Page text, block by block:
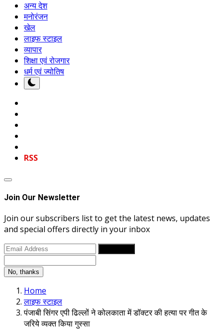
अन्य देश
मनोरंजन
खेल
लाइफ स्टाइल
व्यापार
शिक्षा एवं रोजगार
धर्म एवं ज्योतिष
RSS
Join Our Newsletter
Join our subscribers list to get the latest news, updates
and special offers directly in your inbox
No, thanks
Home
लाइफ स्टाइल
पंजाबी सिंगर एपी ढिल्लों ने कोलकाता में डॉक्टर की हत्या पर गीत के
जरिये व्यक्त किया गुस्सा